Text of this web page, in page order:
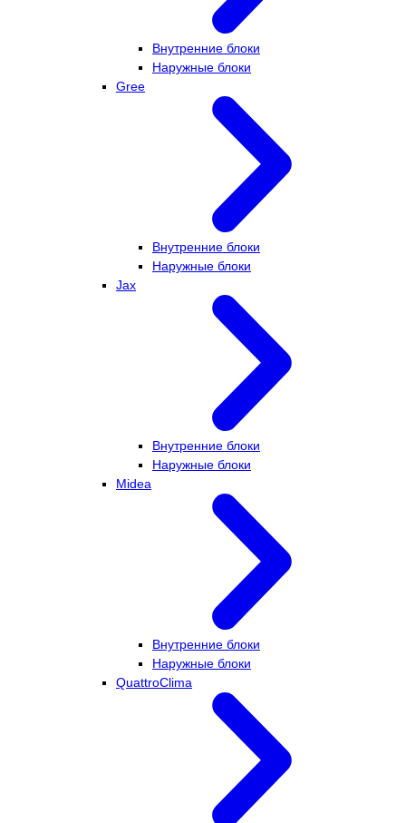
Внутренние блоки
Наружные блоки
Gree
Внутренние блоки
Наружные блоки
Jax
Внутренние блоки
Наружные блоки
Midea
Внутренние блоки
Наружные блоки
QuattroClima